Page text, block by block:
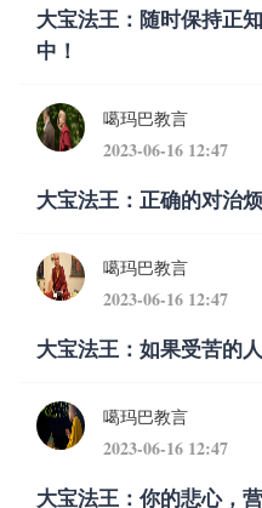
大宝法王：随时保持正
中！
噶玛巴教言
2023-06-16 12:47
大宝法王：正确的对治烦
噶玛巴教言
2023-06-16 12:47
大宝法王：如果受苦的
噶玛巴教言
2023-06-16 12:47
大宝法王：你的悲心，